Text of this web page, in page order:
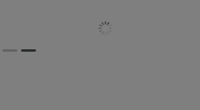
sammle noch mehr Punkte